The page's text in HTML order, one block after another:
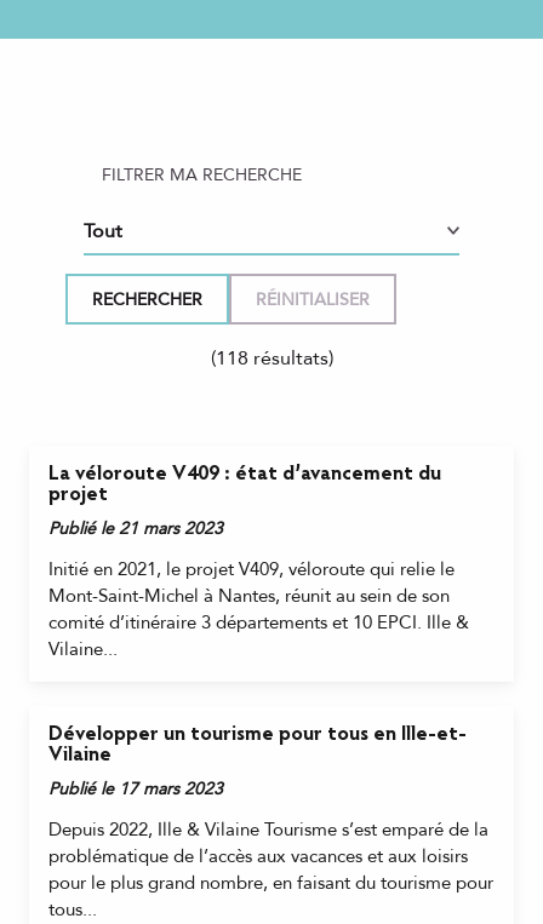
FILTRER MA RECHERCHE
(118 résultats)
La véloroute V409 : état d’avancement du
projet
Publié le 21 mars 2023
Initié en 2021, le projet V409, véloroute qui relie le
Mont-Saint-Michel à Nantes, réunit au sein de son
comité d’itinéraire 3 départements et 10 EPCI. Ille &
Vilaine...
Développer un tourisme pour tous en Ille-et-
Vilaine
Publié le 17 mars 2023
Depuis 2022, Ille & Vilaine Tourisme s’est emparé de la
problématique de l’accès aux vacances et aux loisirs
pour le plus grand nombre, en faisant du tourisme pour
tous...